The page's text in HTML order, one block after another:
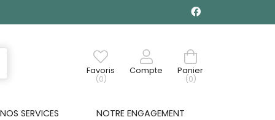
Favoris
(0)
Compte
Panier
(0)
NOS SERVICES NOTRE ENGAGEMENT